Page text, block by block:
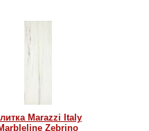
Marazzi Italy
Zebrino